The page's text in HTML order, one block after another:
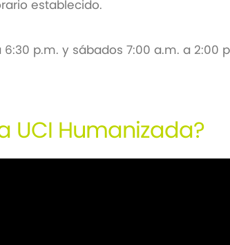
establecido.
p.m. y sábados 7:00 a.m. a 2:00
UCI Humanizada?